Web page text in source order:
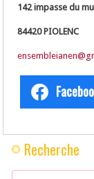
142 impasse du
84420 PIOLENC
Recherche